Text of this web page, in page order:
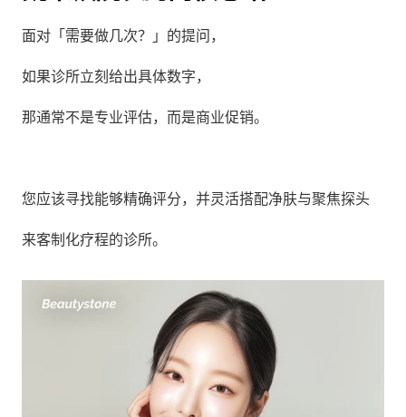
面对「需要做几次？」的提问，
如果诊所立刻给出具体数字，
那通常不是专业评估，而是商业促销。
您应该寻找能够精确评分，并灵活搭配净肤与聚焦探头
来客制化疗程的诊所。